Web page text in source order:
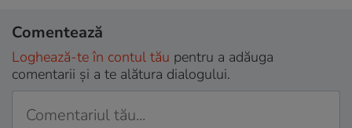
Comentează
Loghează-te în contul tău pentru a adăuga
comentarii și a te alătura dialogului.